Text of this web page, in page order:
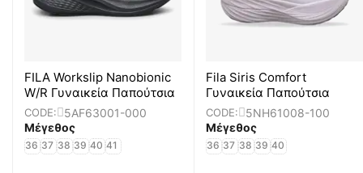
FILA Workslip Nanobionic
W/R Γυναικεία Παπούτσια
CODE:
5AF63001-000
Μέγεθος
36 37 38 39 40 41
Fila Siris Comfort
Γυναικεία Παπούτσια
CODE:
5NH61008-100
Μέγεθος
36 37 38 39 40